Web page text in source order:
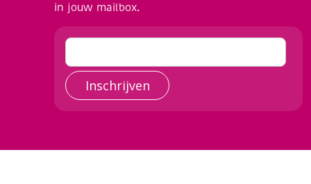
in jouw mailbox.
Inschrijven